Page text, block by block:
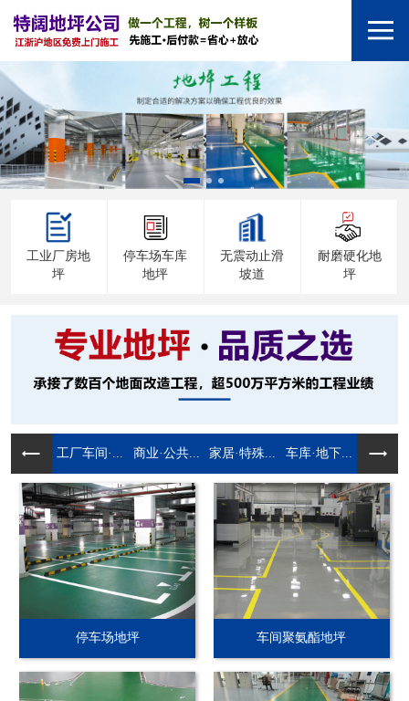
工业厂房地
坪
停车场车库
地坪
无震动止滑
坡道
耐磨硬化地
坪
工厂车间·... 商业·公共... 家居·特殊... 车库·地下...
停车场地坪 车间聚氨酯地坪